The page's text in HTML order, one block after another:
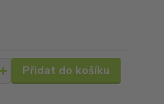
Přidat do košíku